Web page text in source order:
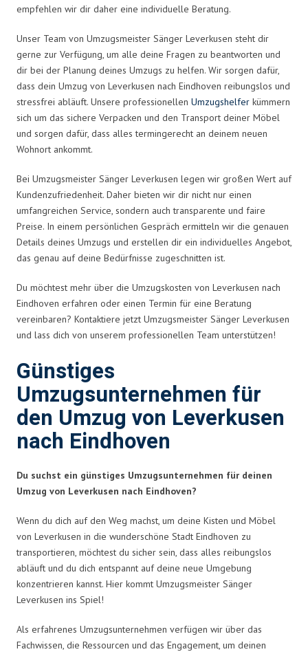
empfehlen wir dir daher eine individuelle Beratung.
Unser Team von Umzugsmeister Sänger Leverkusen steht dir
gerne zur Verfügung, um alle deine Fragen zu beantworten und
dir bei der Planung deines Umzugs zu helfen. Wir sorgen dafür,
dass dein Umzug von Leverkusen nach Eindhoven reibungslos und
stressfrei abläuft. Unsere professionellen Umzugshelfer kümmern
sich um das sichere Verpacken und den Transport deiner Möbel
und sorgen dafür, dass alles termingerecht an deinem neuen
Wohnort ankommt.
Bei Umzugsmeister Sänger Leverkusen legen wir großen Wert auf
Kundenzufriedenheit. Daher bieten wir dir nicht nur einen
umfangreichen Service, sondern auch transparente und faire
Preise. In einem persönlichen Gespräch ermitteln wir die genauen
Details deines Umzugs und erstellen dir ein individuelles Angebot,
das genau auf deine Bedürfnisse zugeschnitten ist.
Du möchtest mehr über die Umzugskosten von Leverkusen nach
Eindhoven erfahren oder einen Termin für eine Beratung
vereinbaren? Kontaktiere jetzt Umzugsmeister Sänger Leverkusen
und lass dich von unserem professionellen Team unterstützen!
Günstiges
Umzugsunternehmen für
den Umzug von Leverkusen
nach Eindhoven
Du suchst ein günstiges Umzugsunternehmen für deinen
Umzug von Leverkusen nach Eindhoven?
Wenn du dich auf den Weg machst, um deine Kisten und Möbel
von Leverkusen in die wunderschöne Stadt Eindhoven zu
transportieren, möchtest du sicher sein, dass alles reibungslos
abläuft und du dich entspannt auf deine neue Umgebung
konzentrieren kannst. Hier kommt Umzugsmeister Sänger
Leverkusen ins Spiel!
Als erfahrenes Umzugsunternehmen verfügen wir über das
Fachwissen, die Ressourcen und das Engagement, um deinen